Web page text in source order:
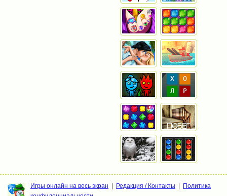
Игры онлайн на весь экран Редакция / Контакты
Политика